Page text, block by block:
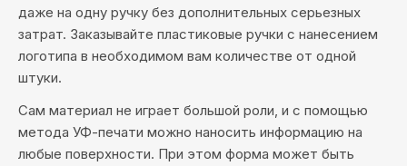
даже на одну ручку без дополнительных серьезных
затрат. Заказывайте пластиковые ручки с нанесением
логотипа в необходимом вам количестве от одной
штуки.
Сам материал не играет большой роли, и с помощью
метода УФ-печати можно наносить информацию на
любые поверхности. При этом форма может быть